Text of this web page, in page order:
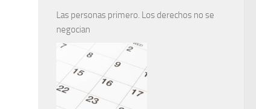
Las personas primero. Los derechos no se
negocian